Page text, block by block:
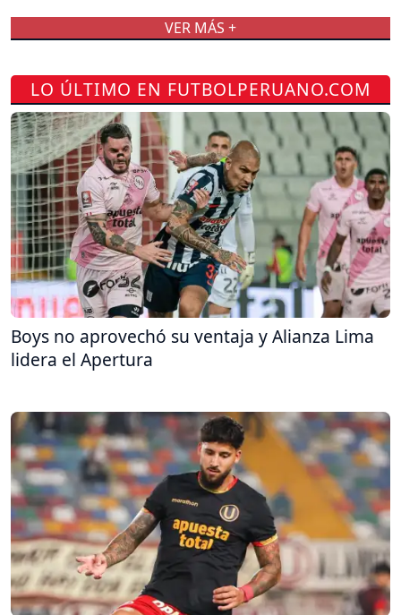
VER MÁS +
LO ÚLTIMO EN FUTBOLPERUANO.COM
Boys no aprovechó su ventaja y Alianza Lima
lidera el Apertura